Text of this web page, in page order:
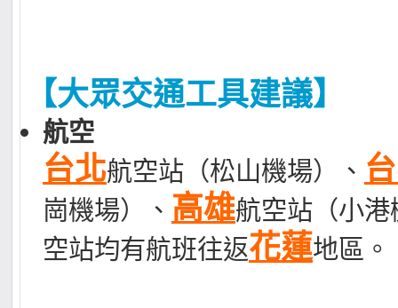
【大眾交通工具建議】
航空
台北航空站（松山機場）、
崗機場）、 高雄航空站（小
空站均有航班往返花蓮地區。